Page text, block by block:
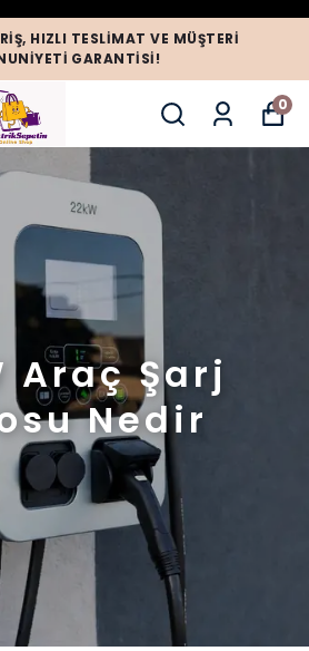
HIZLI TESLIMAT VE MÜŞTERI
GARANTISI!
0
Araç Şarj
Nedir